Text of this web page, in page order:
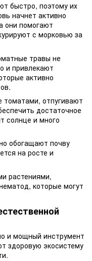
быстро, поэтому их
начнет активно
они помогают
с морковью за
травы не
и привлекают
активно
отпугивают
достаточное
солнце и много
обогащают почву
на росте и
растениями,
которые могут
и мощный инструмент
здоровую экосистему